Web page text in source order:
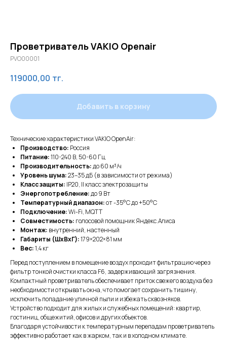
Проветриватель VAKIO Openair
PVO00001
119000,00 тг.
Добавить в корзину
Технические характеристики VAKIO OpenAir:
Производство: Россия
Питание:110-240 В, 50-60 Гц
Производительность:до 60 м³/ч
Уровень шума:23–35 дБ (в зависимости от режима)
Класс защиты: IP20, II класс электрозащиты
Энергопотребление:до 9 Вт
Температурный диапазон:от -35°C до +50°C
Подключение:Wi-Fi, MQTT
Совместимость: голосовой помощник Яндекс.Алиса
Монтаж: внутренний, настенный
Габариты (ШхВхГ):179×202×81 мм
Вес:1,4 кг
Перед поступлением в помещение воздух проходит фильтрацию через
фильтр тонкой очистки класса F6, задерживающий загрязнения.
Компактный проветриватель обеспечивает приток свежего воздуха без
необходимости открывать окна, что помогает сохранить тишину,
исключить попадание уличной пыли и избежать сквозняков.
Устройство подходит для жилых и служебных помещений: квартир,
гостиниц, общежитий, офисов и других объектов.
Благодаря устойчивости к температурным перепадам проветриватель
эффективно работает как в жарком, так и в холодном климате.
Оказываемполный
цикл услуг